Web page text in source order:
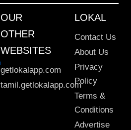
OUR
OTHER
WEBSITES
getlokalapp.com
tamil.getlokalapp.com
LOKAL
Contact Us
About Us
Privacy
Policy
Terms &
Conditions
Advertise